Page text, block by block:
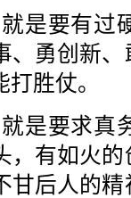
是要有过
、勇创新
胜仗。
是要求真
，有如火
甘后人的